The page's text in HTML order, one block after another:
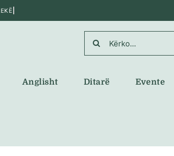
Search
for:
Anglisht Ditarë Evente